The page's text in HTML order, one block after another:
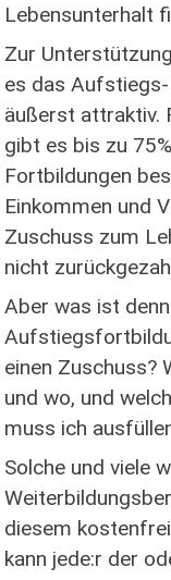
Lebensunterhalt
Zur
es das
äußerst attraktiv.
gibt es bis zu
Fortbildungen
Einkommen und
Zuschuss zum
nicht
Aber was ist
einen Zuschuss?
und wo, und
muss ich
Solche und viele
diesem
kann jede:r der